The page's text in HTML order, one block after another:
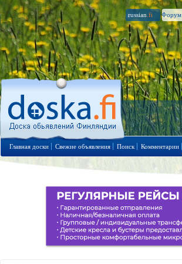
russian .fi Форум
Главная доски Свежие объявления Поиск Комментарии